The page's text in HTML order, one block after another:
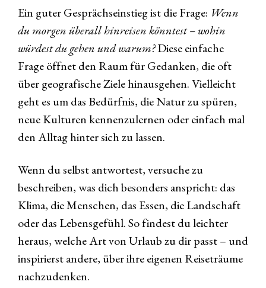
Ein guter Gesprächseinstieg ist die Frage: Wenn
du morgen überall hinreisen könntest – wohin
würdest du gehen und warum?Diese einfache
Frage öffnet den Raum für Gedanken, die oft
über geografische Ziele hinausgehen. Vielleicht
geht es um das Bedürfnis, die Natur zu spüren,
neue Kulturen kennenzulernen oder einfach mal
den Alltag hinter sich zu lassen.
Wenn du selbst antwortest, versuche zu
beschreiben, was dich besonders anspricht: das
Klima, die Menschen, das Essen, die Landschaft
oder das Lebensgefühl. So findest du leichter
heraus, welche Art von Urlaub zu dir passt – und
inspirierst andere, über ihre eigenen Reiseträume
nachzudenken.